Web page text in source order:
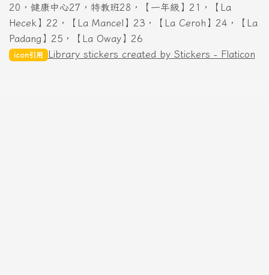
20，健康中心27，特教班28，【一年級】21，【La
Hecek】22，【La Mancel】23，【La Ceroh】24，【La
Padang】25，【La Oway】26
icon引用 Library stickers created by Stickers - Flaticon